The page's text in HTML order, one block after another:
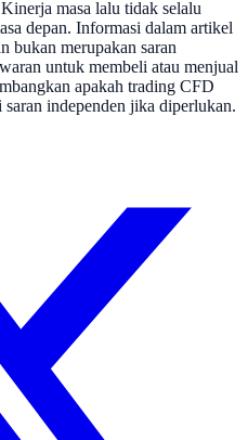
masa lalu tidak selalu
depan. Informasi dalam artikel
bukan merupakan saran
untuk membeli atau menjual
apakah trading CFD
independen jika diperlukan.